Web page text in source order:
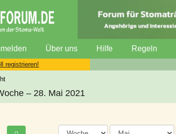
Über uns Hilfe Regeln
registrieren!
– 28. Mai 2021